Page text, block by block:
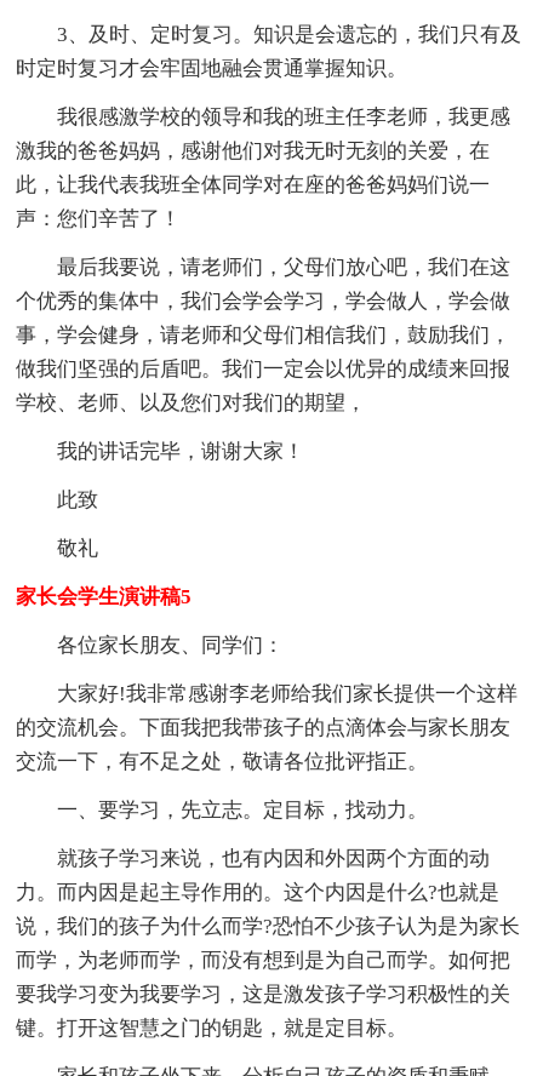
3、及时、定时复习。知识是会遗忘的，我们只有及
时定时复习才会牢固地融会贯通掌握知识。
我很感激学校的领导和我的班主任李老师，我更感
激我的爸爸妈妈，感谢他们对我无时无刻的关爱，在
此，让我代表我班全体同学对在座的爸爸妈妈们说一
声：您们辛苦了！
最后我要说，请老师们，父母们放心吧，我们在这
个优秀的集体中，我们会学会学习，学会做人，学会做
事，学会健身，请老师和父母们相信我们，鼓励我们，
做我们坚强的后盾吧。我们一定会以优异的成绩来回报
学校、老师、以及您们对我们的期望，
我的讲话完毕，谢谢大家！
此致
敬礼
家长会学生演讲稿5
各位家长朋友、同学们：
大家好!我非常感谢李老师给我们家长提供一个这样
的交流机会。下面我把我带孩子的点滴体会与家长朋友
交流一下，有不足之处，敬请各位批评指正。
一、要学习，先立志。定目标，找动力。
就孩子学习来说，也有内因和外因两个方面的动
力。而内因是起主导作用的。这个内因是什么?也就是
说，我们的孩子为什么而学?恐怕不少孩子认为是为家长
而学，为老师而学，而没有想到是为自己而学。如何把
要我学习变为我要学习，这是激发孩子学习积极性的关
键。打开这智慧之门的钥匙，就是定目标。